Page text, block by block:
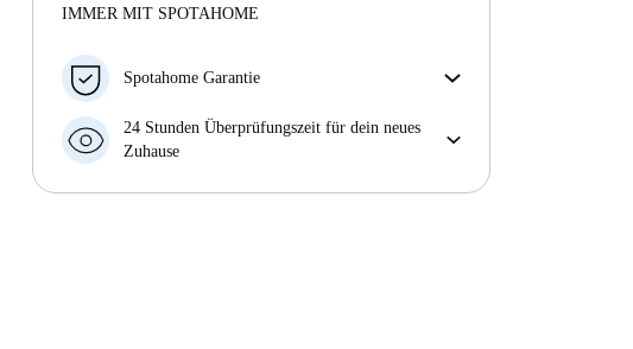
Mehr über diesen Vermieter
IMMER MIT SPOTAHOME
Spotahome Garantie
Falls der Vermieter deine Buchung kurzfristig
storniert, werden wir dir entweder A) ein Hotel
finden oder B) den gezahlten Betrag vollständig
24 Stunden Überprüfungszeit für dein neues
Zuhause